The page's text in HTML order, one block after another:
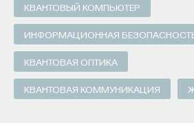
КВАНТОВЫЙ КОМПЬЮТЕР
ИНФОРМАЦИОННАЯ
КВАНТОВАЯ ОПТИКА
КВАНТОВАЯ КОММУНИКАЦИЯ